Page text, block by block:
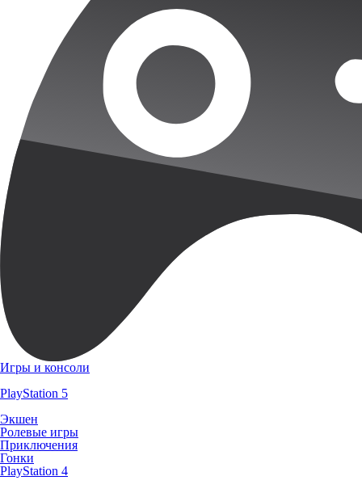
Игры и консоли
PlayStation 5
Экшен
Ролевые игры
Приключения
Гонки
PlayStation 4